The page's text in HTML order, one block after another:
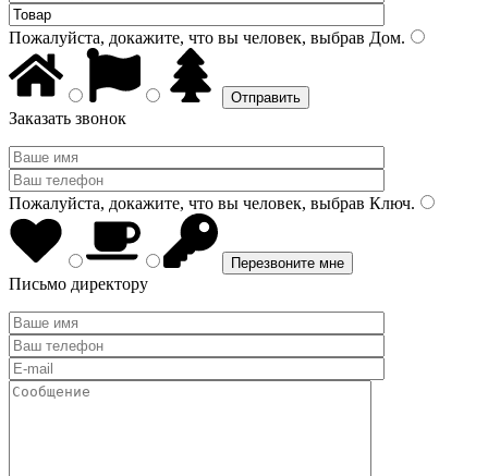
Пожалуйста, докажите, что вы человек, выбрав Дом.
Заказать звонок
Пожалуйста, докажите, что вы человек, выбрав Ключ.
Письмо директору